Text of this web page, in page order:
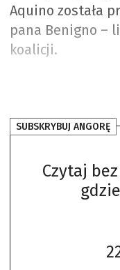
Aquino została
pana Benigno –
koalicji.
SUBSKRYBUJ ANGORĘ
Czytaj